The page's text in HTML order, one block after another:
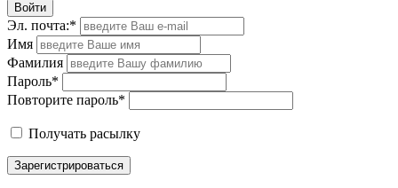
Войти
Эл. почта:*
Имя
Фамилия
Пароль*
Повторите пароль*
Получать расылку
Зарегистрироваться